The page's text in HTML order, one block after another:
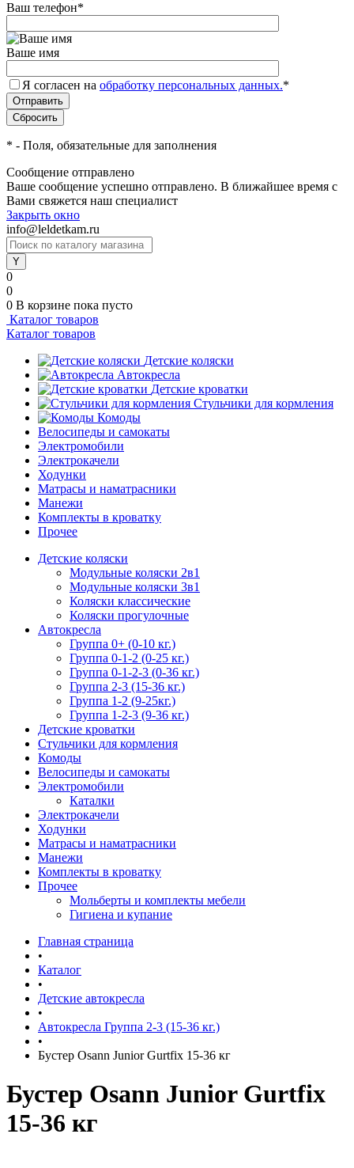
Ваш телефон*
Ваше имя
Я согласен на обработку персональных данных.*
* - Поля, обязательные для заполнения
Сообщение отправлено
Ваше сообщение успешно отправлено. В ближайшее время с
Вами свяжется наш специалист
Закрыть окно
info@leldetkam.ru
0
0
0 В корзине пока пусто
Каталог товаров
Каталог товаров
Детские коляски
Автокресла
Детские кроватки
Стульчики для кормления
Комоды
Велосипеды и самокаты
Электромобили
Электрокачели
Ходунки
Матрасы и наматрасники
Манежи
Комплекты в кроватку
Прочее
Детские коляски
Модульные коляски 2в1
Модульные коляски 3в1
Коляски классические
Коляски прогулочные
Автокресла
Группа 0+ (0-10 кг.)
Группа 0-1-2 (0-25 кг.)
Группа 0-1-2-3 (0-36 кг.)
Группа 2-3 (15-36 кг.)
Группа 1-2 (9-25кг.)
Группа 1-2-3 (9-36 кг.)
Детские кроватки
Стульчики для кормления
Комоды
Велосипеды и самокаты
Электромобили
Каталки
Электрокачели
Ходунки
Матрасы и наматрасники
Манежи
Комплекты в кроватку
Прочее
Мольберты и комплекты мебели
Гигиена и купание
Главная страница
•
Каталог
•
Детские автокресла
•
Автокресла Группа 2-3 (15-36 кг.)
•
Бустер Osann Junior Gurtfix 15-36 кг
Бустер Osann Junior Gurtfix
15-36 кг